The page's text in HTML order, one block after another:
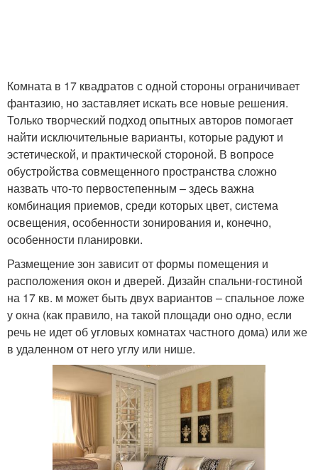
Комната в 17 квадратов с одной стороны ограничивает
фантазию, но заставляет искать все новые решения.
Только творческий подход опытных авторов помогает
найти исключительные варианты, которые радуют и
эстетической, и практической стороной. В вопросе
обустройства совмещенного пространства сложно
назвать что-то первостепенным – здесь важна
комбинация приемов, среди которых цвет, система
освещения, особенности зонирования и, конечно,
особенности планировки.
Размещение зон зависит от формы помещения и
расположения окон и дверей. Дизайн спальни-гостиной
на 17 кв. м может быть двух вариантов – спальное ложе
у окна (как правило, на такой площади оно одно, если
речь не идет об угловых комнатах частного дома) или же
в удаленном от него углу или нише.